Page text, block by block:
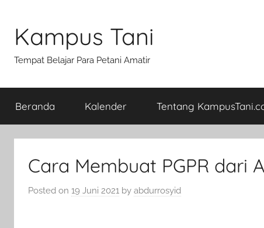
content
Kampus Tani
Tempat Belajar Para Petani Amatir
Beranda Kalender Tentang
Cara Membuat PGPR
Posted on 19 Juni 2021 by abdurrosyid